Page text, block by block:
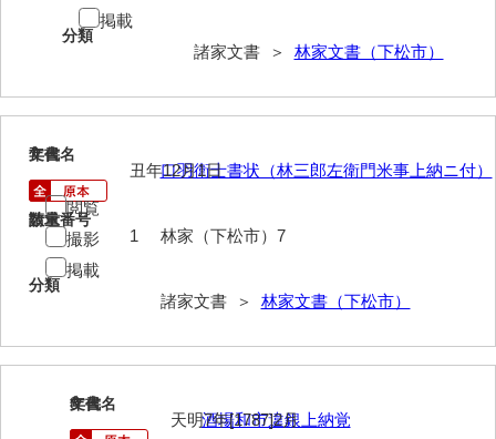
江浪家文書
恵良宏収集文書
大谷家文書
大野毛利家文書
大村益次郎文書
分類
諸家文書 ＞ 林家文書（下松市）
掲載
7
文書名
口羽衛士書状（林三郎左衛門米事上納ニ付）
請求番号
林家（下松市）7
分類
諸家文書 ＞ 林家文書（下松市）
年代
丑年12月1日
数量
1
閲覧
撮影
掲載
8
文書名
酒場和市違銀上納覚
年代
天明7年[1787]2月